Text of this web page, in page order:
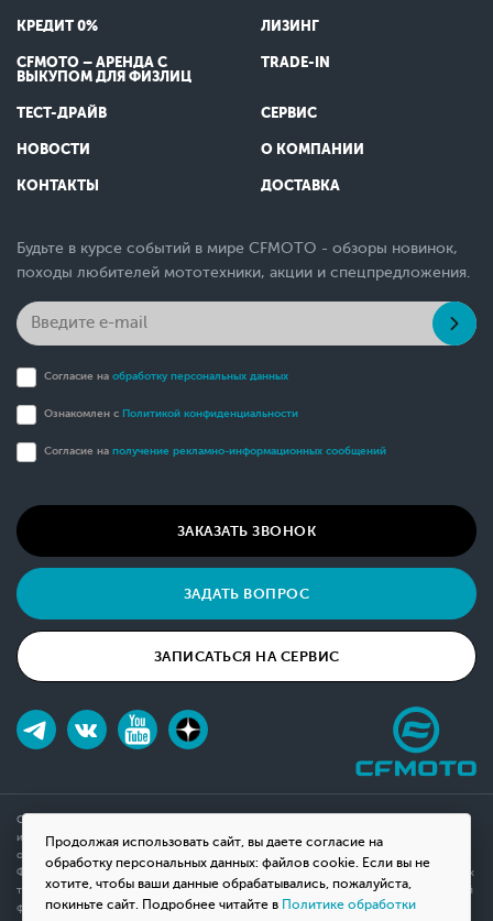
Продолжая использовать сайт, вы даете согласие на
обработку персональных данных: файлов cookie. Если вы не
хотите, чтобы ваши данные обрабатывались, пожалуйста,
покиньте сайт. Подробнее читайте в Политике обработки
КРЕДИТ 0% ЛИЗИНГ
CFMOTO – АРЕНДА С
ВЫКУПОМ ДЛЯ ФИЗЛИЦ
TRADE-IN
ТЕСТ-ДРАЙВ СЕРВИС
НОВОСТИ О КОМПАНИИ
КОНТАКТЫ ДОСТАВКА
Будьте в курсе событий в мире CFMOTO - обзоры новинок,
походы любителей мототехники, акции и спецпредложения.
Согласие на обработку персональных данных
Ознакомлен с Политикой конфиденциальности
Согласие на получение рекламно-информационных сообщений
ЗАКАЗАТЬ ЗВОНОК
ЗАДАТЬ ВОПРОС
ЗАПИСАТЬСЯ НА СЕРВИС
Обращаем ваше внимание на то, что данный интернет-сайт носит исключительно
информационный характер и ни при каких условиях не является публичной офертой,
определяемой положениями Статьи 437(2) Гражданского кодекса Российской
Федерации. Для получения подробной информации о наличии и стоимости указанных
товаров, пожалуйста, обращайтесь к менеджерам компании с помощью специальной
формы связи на сайте или по телефону.